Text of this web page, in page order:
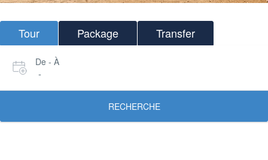
Tour Package Transfer
De - À
-
RECHERCHE